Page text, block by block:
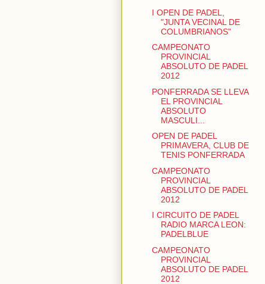
I OPEN DE PADEL,
"JUNTA VECINAL DE
COLUMBRIANOS"
CAMPEONATO
PROVINCIAL
ABSOLUTO DE PADEL
2012
PONFERRADA SE LLEVA
EL PROVINCIAL
ABSOLUTO
MASCULI...
OPEN DE PADEL
PRIMAVERA, CLUB DE
TENIS PONFERRADA
CAMPEONATO
PROVINCIAL
ABSOLUTO DE PADEL
2012
I CIRCUITO DE PADEL
RADIO MARCA LEON:
PADELBLUE
CAMPEONATO
PROVINCIAL
ABSOLUTO DE PADEL
2012